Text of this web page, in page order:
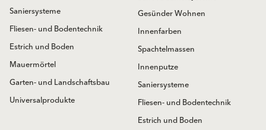
Saniersysteme
Fliesen- und Bodentechnik
Estrich und Boden
Mauermörtel
Garten- und Landschaftsbau
Universalprodukte
Gesünder Wohnen
Innenfarben
Spachtelmassen
Innenputze
Saniersysteme
Fliesen- und Bodentechnik
Estrich und Boden